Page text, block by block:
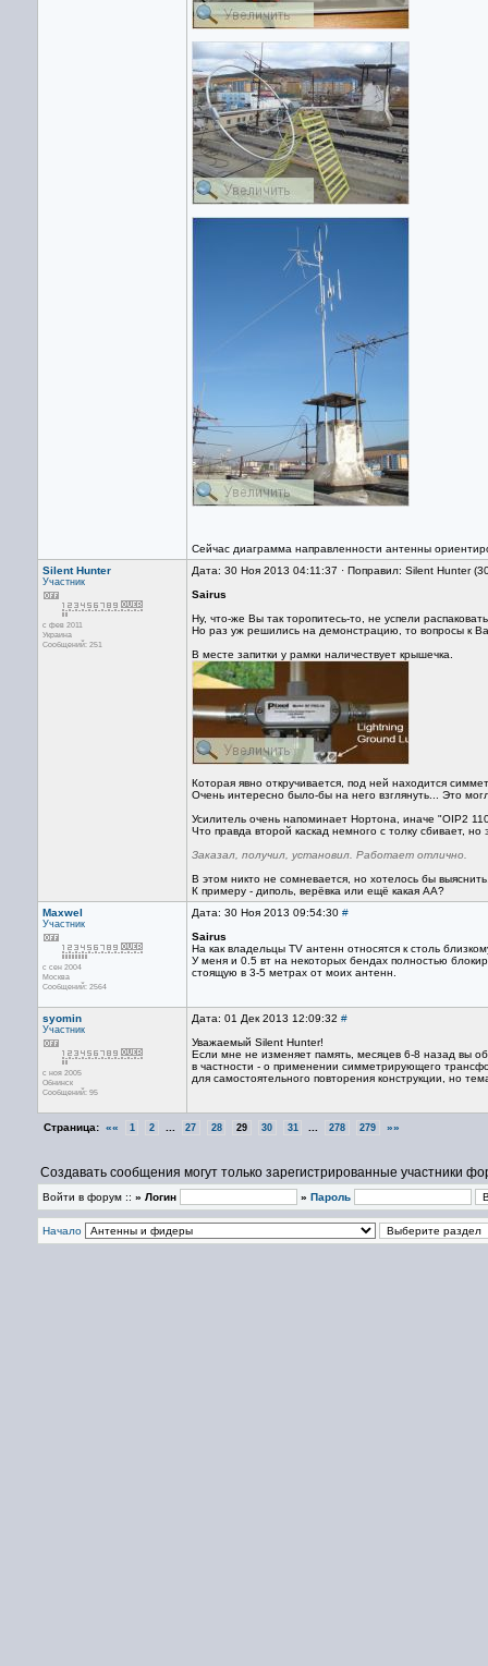
Сейчас диаграмма направленности антенны
Silent Hunter
Участник
с фев 2011
Украина
Сообщений: 251
Дата: 30 Ноя 2013 04:11:37 · Поправил: Silent Hunter
Sairus
Ну, что-же Вы так торопитесь-то, не успели
Но раз уж решились на демонстрацию, то вопросы к
В месте запитки у рамки наличествует крышечка.
Которая явно откручивается, под ней находится
Очень интересно было-бы на него взглянуть... Это
Усилитель очень напоминает Нортона, иначе "OIP2
Что правда второй каскад немного с толку сбивает, но
Заказал, получил, установил. Работает отлично.
В этом никто не сомневается, но хотелось бы
К примеру - диполь, верёвка или ещё какая АА?
Maxwel
Участник
с сен 2004
Москва
Сообщений: 2564
Дата: 30 Ноя 2013 09:54:30 #
Sairus
На как владельцы TV антенн относятся к столь
У меня и 0.5 вт на некоторых бендах полностью
стоящую в 3-5 метрах от моих антенн.
syomin
Участник
с ноя 2005
Обнинск
Сообщений: 95
Дата: 01 Дек 2013 12:09:32 #
Уважаемый Silent Hunter!
Если мне не изменяет память, месяцев 6-8 назад вы
в частности - о применении симметрирующего
для самостоятельного повторения конструкции, но
Страница: «« 1 2 27 28 29 30 31 278 279 »»
Создавать сообщения могут только зарегистрированные участники
Войти в форум :: » Логин » Пароль
Начало